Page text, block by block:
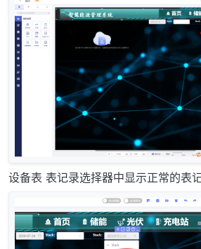
设备表 表记录选择器中显示正常的表